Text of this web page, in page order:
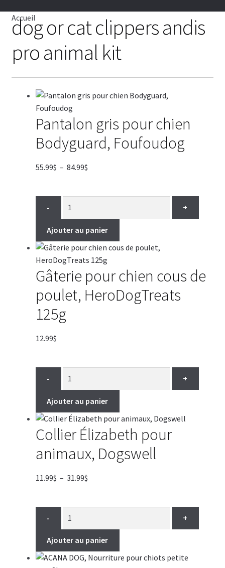
CHIENS
▼
CHATS
▼
TOILETTAGE
SERVICES
PAR MARQUES
🍁 PRODUITS CANADIEN
Accueil
dog or cat clippers andis
pro animal kit
Pantalon gris pour chien
Bodyguard, Foufoudog
55.99$ – 84.99$Plage
à
84.99$
- +
Ajouter au panier
Gâterie pour chien cous de
poulet, HeroDogTreats
125g
12.99$
- +
Ajouter au panier
Collier Élizabeth pour
animaux, Dogswell
11.99$ – 31.99$Plage
à
31.99$
- +
Ajouter au panier